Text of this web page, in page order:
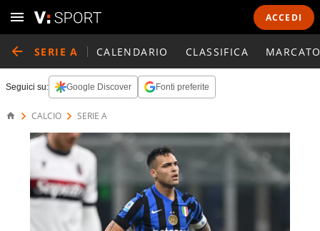
ACCEDI
SERIE A CALENDARIO CLASSIFICA
Seguici su: Google Discover Fonti preferite
CALCIO SERIE A